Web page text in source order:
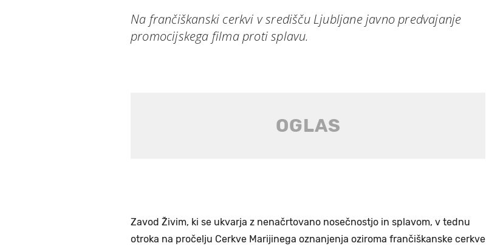
Na frančiškanski cerkvi v središču Ljubljane javno predvajanje
promocijskega filma proti splavu.
Zavod Živim, ki se ukvarja z nenačrtovano nosečnostjo in splavom, v tednu
otroka na pročelju Cerkve Marijinega oznanjenja oziroma frančiškanske cerkve